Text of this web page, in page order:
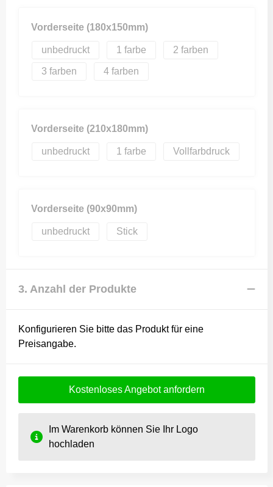
Vorderseite (180x150mm)
unbedruckt 1 2
3 4
Vorderseite (210x180mm)
unbedruckt 1 Vollfarbdruck
Vorderseite (90x90mm)
unbedruckt Stick
3. Anzahl der Produkte
Konfigurieren Sie bitte das Produkt für eine
Preisangabe.
Kostenloses Angebot anfordern
Im Warenkorb können Sie Ihr Logo
hochladen